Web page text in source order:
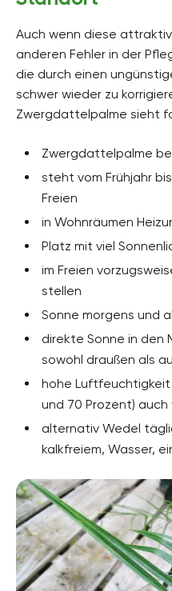
pH-Wert
Humus
humusarm
Nein
Palmengewächse,
Pflanzenarten
Kübelpflanzen,
Gartenstil
Auch wenn diese
anderen Fehler in der
die durch einen
schwer wieder zu
Zwergdattelpalme sieht
Zwergdattelpalme
steht vom Frühjahr
Freien
in Wohnräumen
Platz mit viel
im Freien
stellen
Sonne morgens und
direkte Sonne in den
sowohl draußen als
hohe Luftfeuchtigkeit
und 70 Prozent) auch
alternativ Wedel
kalkfreiem, Wasser,